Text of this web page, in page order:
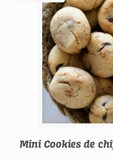
Mini Cookies de